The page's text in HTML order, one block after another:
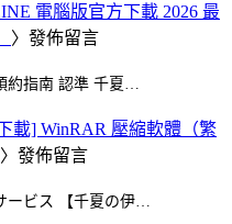
電腦版官方下載 2026 最
〉發佈留言
約指南 認準 千夏…
載] WinRAR 壓縮軟體（繁
〉發佈留言
ービス 【千夏の伊…